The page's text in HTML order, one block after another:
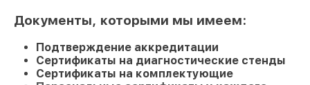
Документы, которыми мы имеем:
Подтверждение аккредитации
Сертификаты на диагностические стенды
Сертификаты на комплектующие